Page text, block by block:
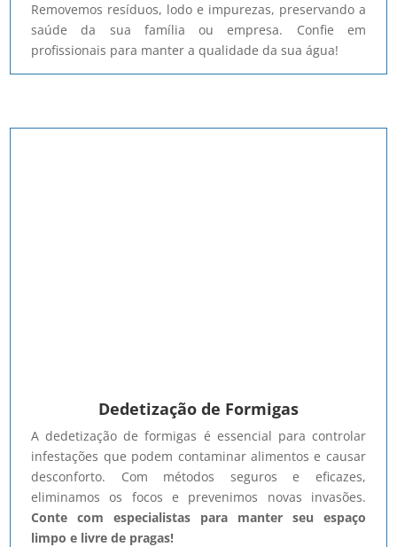
Removemos resíduos, lodo e impurezas, preservando a
saúde da sua família ou empresa. Confie em
profissionais para manter a qualidade da sua água!
Dedetização de Formigas
A dedetização de formigas é essencial para controlar
infestações que podem contaminar alimentos e causar
desconforto. Com métodos seguros e eficazes,
eliminamos os focos e prevenimos novas invasões.
Conte com especialistas para manter seu espaço
limpo e livre de pragas!